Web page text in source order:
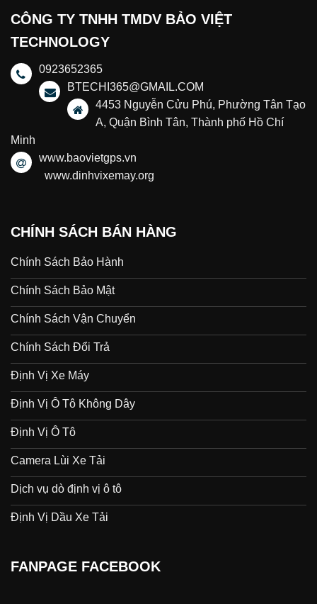
CÔNG TY TNHH TMDV BẢO VIỆT
TECHNOLOGY
0923652365
BTECHI365@GMAIL.COM
4453 Nguyễn Cửu Phú, Phường Tân Tạo
A, Quận Bình Tân, Thành phố Hồ Chí
Minh
www.baovietgps.vn
www.dinhvixemay.org
CHÍNH SÁCH BÁN HÀNG
Chính Sách Bảo Hành
Chính Sách Bảo Mật
Chính Sách Vận Chuyển
Chính Sách Đổi Trả
Định Vị Xe Máy
Định Vị Ô Tô Không Dây
Định Vị Ô Tô
Camera Lùi Xe Tải
Dịch vụ dò định vị ô tô
Định Vị Dầu Xe Tải
FANPAGE FACEBOOK